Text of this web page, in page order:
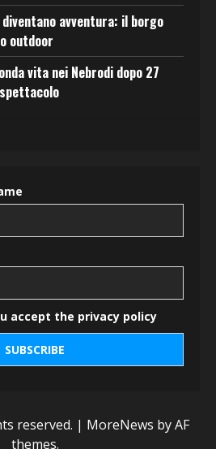
avventura: il borgo
outdoor
vita nei Nebrodi dopo 27
accept the privacy policy
reserved. | MoreNews by AF
themes.